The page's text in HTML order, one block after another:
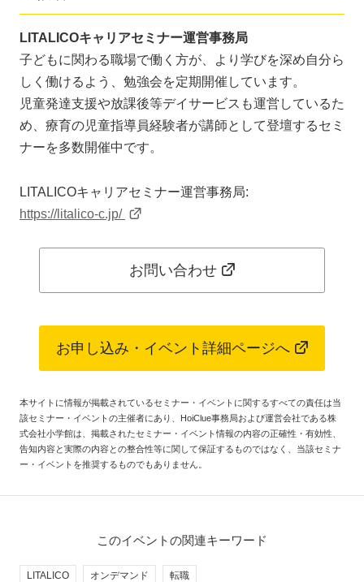
LITALICOキャリアセミナー運営事務局
子どもに関わる職場で働く方が、より学びを深め自分ら
しく働けるよう、勉強会を定期開催しています。
児童発達支援や放課後等デイサービスも運営しているた
め、療育の児童指導員経験者が講師として登壇するセミ
ナーを多数開催中です。
LITALICOキャリアセミナー運営事務局:
https://litalico-c.jp/
お問い合わせ
お申し込み・イベント詳細ページへ
本サイトに情報が掲載されているセミナー・イベントに関するすべての責任は当
該セミナー・イベントの主催者にあり、HoiClue事務局および運営会社である株
式会社小学館は、掲載されたセミナー・イベント情報の内容の正確性・有効性、
告知内容と実際の内容との整合性等に関して保証するものではなく、当該セミナ
ー・イベントを推奨するものでもありません。
このイベントの関連キーワード
LITALICO オンデマンド 転職